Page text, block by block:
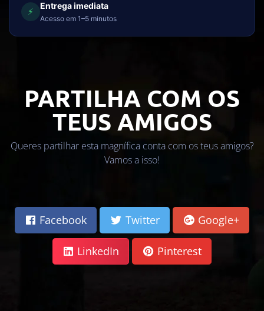
⚡
Entrega imediata
Acesso em 1–5 minutos
PARTILHA COM OS
TEUS AMIGOS
Queres partilhar esta magnífica conta com os teus amigos?
Vamos a isso!
Facebook Twitter Google+
LinkedIn Pinterest